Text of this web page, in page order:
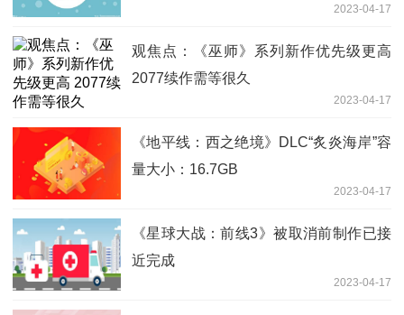
2023-04-17
观焦点：《巫师》系列新作优先级更高
2077续作需等很久
2023-04-17
《地平线：西之绝境》DLC“炙炎海岸”容
量大小：16.7GB
2023-04-17
《星球大战：前线3》被取消前制作已接
近完成
2023-04-17